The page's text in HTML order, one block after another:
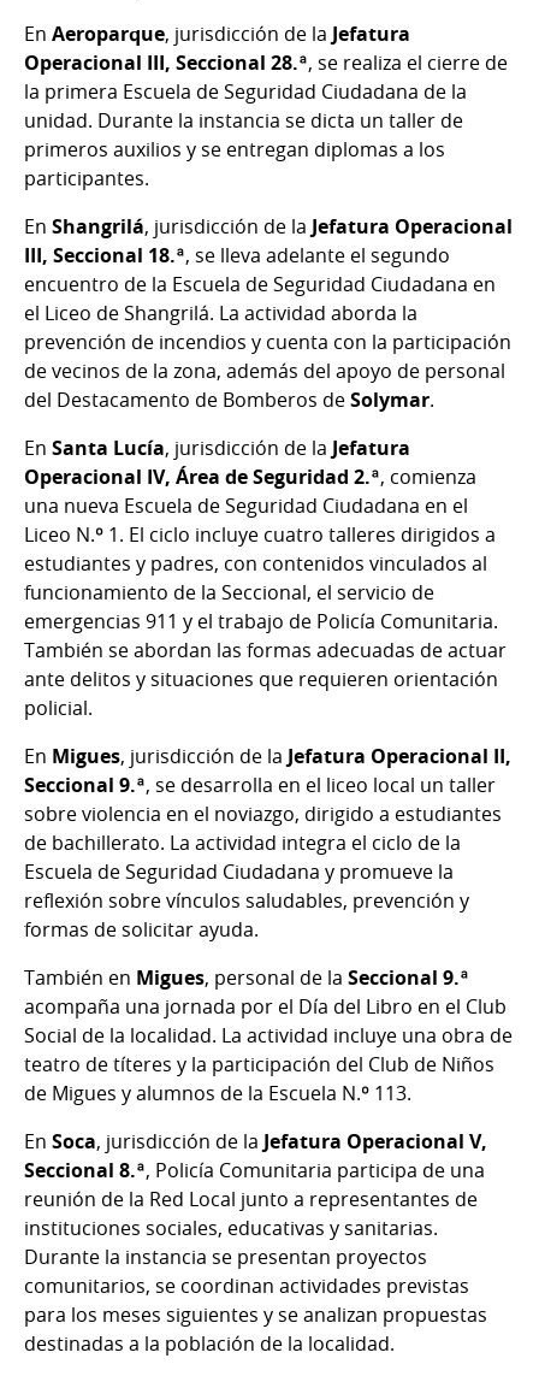
En Aeroparque, jurisdicción de la Jefatura
Operacional III, Seccional 28.ª, se realiza el cierre de
la primera Escuela de Seguridad Ciudadana de la
unidad. Durante la instancia se dicta un taller de
primeros auxilios y se entregan diplomas a los
participantes.
En Shangrilá, jurisdicción de la Jefatura Operacional
III, Seccional 18.ª, se lleva adelante el segundo
encuentro de la Escuela de Seguridad Ciudadana en
el Liceo de Shangrilá. La actividad aborda la
prevención de incendios y cuenta con la participación
de vecinos de la zona, además del apoyo de personal
del Destacamento de Bomberos deSolymar.
En Santa Lucía, jurisdicción de la Jefatura
Operacional IV, Área de Seguridad 2.ª, comienza
una nueva Escuela de Seguridad Ciudadana en el
Liceo N.º 1. El ciclo incluye cuatro talleres dirigidos a
estudiantes y padres, con contenidos vinculados al
funcionamiento de la Seccional, el servicio de
emergencias 911 y el trabajo de Policía Comunitaria.
También se abordan las formas adecuadas de actuar
ante delitos y situaciones que requieren orientación
policial.
En Migues, jurisdicción de la Jefatura Operacional II,
Seccional 9.ª, se desarrolla en el liceo local un taller
sobre violencia en el noviazgo, dirigido a estudiantes
de bachillerato. La actividad integra el ciclo de la
Escuela de Seguridad Ciudadana y promueve la
reflexión sobre vínculos saludables, prevención y
formas de solicitar ayuda.
También en Migues, personal de la Seccional 9.ª
acompaña una jornada por el Día del Libro en el Club
Social de la localidad. La actividad incluye una obra de
teatro de títeres y la participación del Club de Niños
de Migues y alumnos de la Escuela N.º 113.
En Soca, jurisdicción de la Jefatura Operacional V,
Seccional 8.ª, Policía Comunitaria participa de una
reunión de la Red Local junto a representantes de
instituciones sociales, educativas y sanitarias.
Durante la instancia se presentan proyectos
comunitarios, se coordinan actividades previstas
para los meses siguientes y se analizan propuestas
destinadas a la población de la localidad.